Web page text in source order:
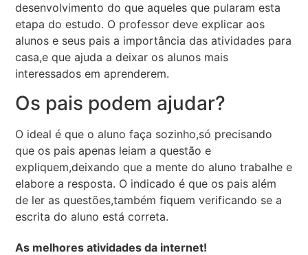
desenvolvimento do que aqueles que pularam esta
etapa do estudo. O professor deve explicar aos
alunos e seus pais a importância das atividades para
casa,e que ajuda a deixar os alunos mais
interessados em aprenderem.
Os pais podem ajudar?
O ideal é que o aluno faça sozinho,só precisando
que os pais apenas leiam a questão e
expliquem,deixando que a mente do aluno trabalhe e
elabore a resposta. O indicado é que os pais além
de ler as questões,também fiquem verificando se a
escrita do aluno está correta.
As melhores atividades da internet!